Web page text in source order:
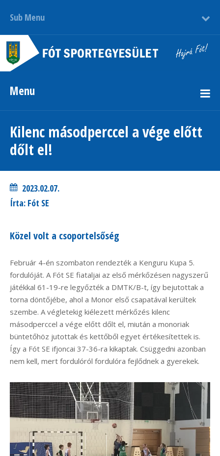
Sub Menu
Menu
Kilenc másodperccel a vége előtt
dőlt el!
2023.02.07.
Írta: Fót SE
Közel volt a csoportelsőség
Február 4-én szombaton rendezték a Kenguru Kupa 5.
fordulóját. A Fót SE fiataljai az első mérkőzésen nagyszerű
játékkal 61-19-re legyőzték a DMTK/B-t, így bejutottak a
torna döntőjébe, ahol a Monor első csapatával kerültek
szembe. A végletekig kiélezett mérkőzés kilenc
másodperccel a vége előtt dőlt el, miután a monoriak
büntetőhöz jutottak és kettőből egyet értékesítettek is.
Így a Fót SE ifjoncai 37-36-ra kikaptak. Csüggedni azonban
nem kell, mert fordulóról fordulóra fejlődnek a gyerekek.